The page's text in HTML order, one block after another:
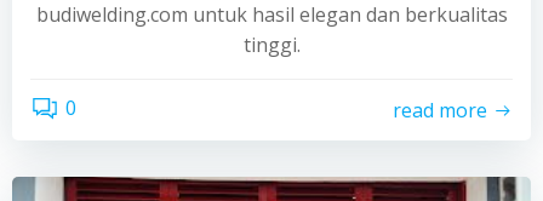
budiwelding.com untuk hasil elegan dan berkualitas
tinggi.
0 read more